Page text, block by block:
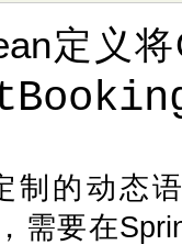
定义
制的动态
需要在